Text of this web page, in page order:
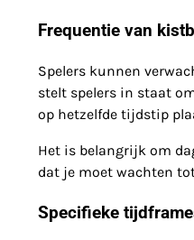
Frequentie van
Spelers kunnen
stelt spelers in staat
op hetzelfde tijdstip
Het is belangrijk om
dat je moet wachten
Specifieke